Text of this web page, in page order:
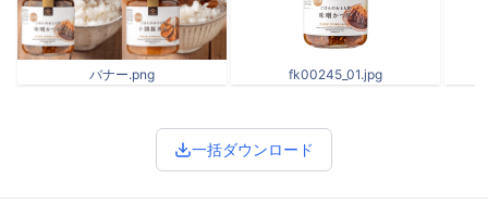
バナー.png fk00245_01.jpg
一括ダウンロード